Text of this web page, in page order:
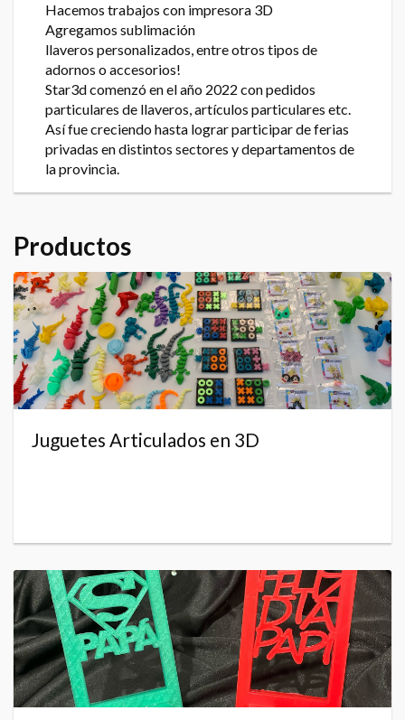
Hacemos trabajos con impresora 3D
Agregamos sublimación
llaveros personalizados, entre otros tipos de
adornos o accesorios!
Star3d comenzó en el año 2022 con pedidos
particulares de llaveros, artículos particulares etc.
Así fue creciendo hasta lograr participar de ferias
privadas en distintos sectores y departamentos de
la provincia.
Productos
Juguetes Articulados en 3D